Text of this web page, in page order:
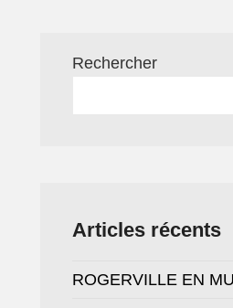
Rechercher
Articles récents
ROGERVILLE EN